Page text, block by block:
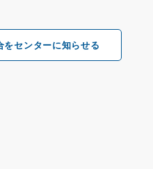
をセンターに知らせる